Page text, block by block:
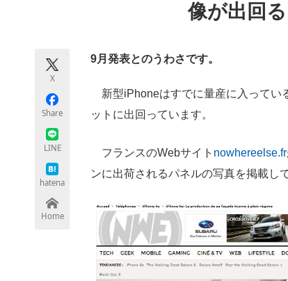
ITエンジニア向け専門サイト 企業
像が出回る
X
Share
LINE
hatena
Home
9月発表とのうわさです。
新型iPhoneはすでに量産に入って
ットに出回っています。
フランスのWebサイト nowhereelse.fr
ンに出荷されるパネルの写真を掲載し